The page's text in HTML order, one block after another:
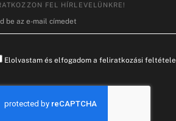
FEL HÍRLEVELÜNKRE!
Elolvastam és elfogadom a feliratkozási